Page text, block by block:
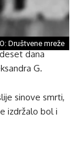
Društvene mreže
dana
G.
sinove smrti,
izdržalo bol i